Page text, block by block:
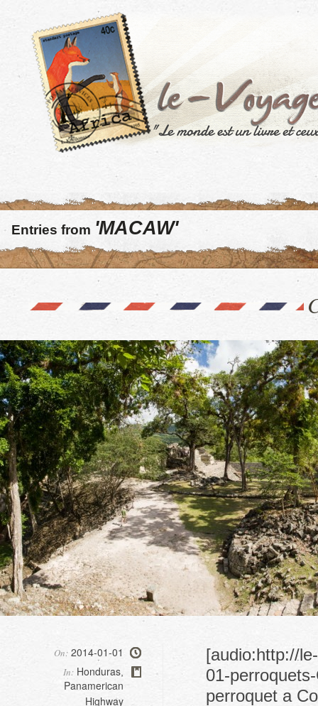
Entries from 'MACAW'
On: 2014-01-01
In: Honduras
Panamerican
Highway
[audio:http://
01-
perroquet a